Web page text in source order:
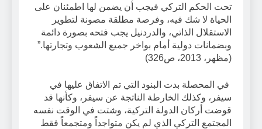
تحت الحكم التركي فيجب أن يضمن لها اطمئنان على
الحياة لا شك فيه، وفرصة مطلقة مصونة لتطوير
الاستقلال الذاتي، والدردنيل يجب فتحه بصورة دائمة
وبضمانات دولية أمام بواخر جميع الشعوب وتجارتها.”
(مظهر، 2013، ص326)
في المحصلة بدت البنود التي تم الاتفاق عليها في
سيفر، وكذلك الخارطة الناتجة عن سيفر، وكأنها قد
قوضت أركان الدولة التركية، وشتت في الوقت نفسه
المجتمع التركي الذي لم يكن متواجداً ومتجمعاً فقط